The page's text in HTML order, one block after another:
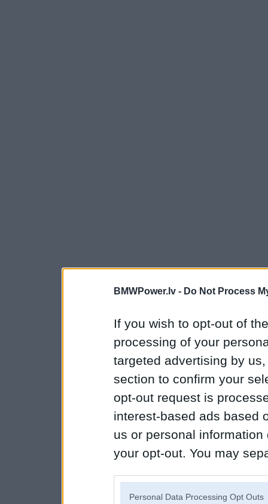
BMWPower.lv - Do Not Process
If you wish to opt-out of
processing of your
targeted advertising by
section to confirm your
opt-out request is
interest-based ads based
us or personal
your opt-out. You may
Personal Data Processing Opt Outs